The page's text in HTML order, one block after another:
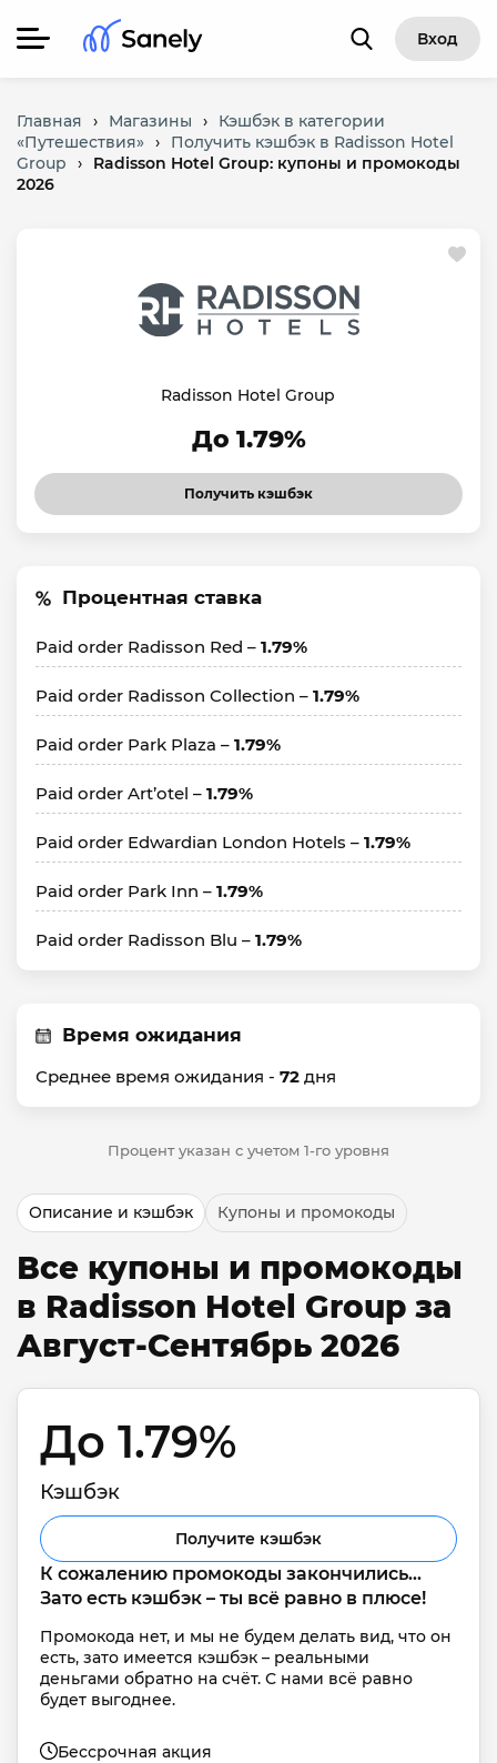
Вход
Главная › Магазины ›
Кэшбэк в категории
«Путешествия» ›
Получить кэшбэк в Radisson Hotel
Group
›
Radisson Hotel Group: купоны и промокоды
2026
Radisson Hotel Group
До 1.79%
Получить кэшбэк
Процентная ставка
Paid order Radisson Red – 1.79%
Paid order Radisson Collection – 1.79%
Paid order Park Plaza – 1.79%
Paid order Art’otel – 1.79%
Paid order Edwardian London Hotels – 1.79%
Paid order Park Inn – 1.79%
Paid order Radisson Blu – 1.79%
Время ожидания
Среднее время ожидания - 72 дня
Процент указан с учетом 1-го уровня
Описание и кэшбэк Купоны и промокоды
Все купоны и промокоды
в Radisson Hotel Group за
Август-Сентябрь 2026
До 1.79%
Кэшбэк
Получите кэшбэк
К сожалению промокоды закончились...
Зато есть кэшбэк – ты всё равно в плюсе!
Промокода нет, и мы не будем делать вид, что он
есть, зато имеется кэшбэк – реальными
деньгами обратно на счёт. С нами всё равно
будет выгоднее.
Бессрочная акция